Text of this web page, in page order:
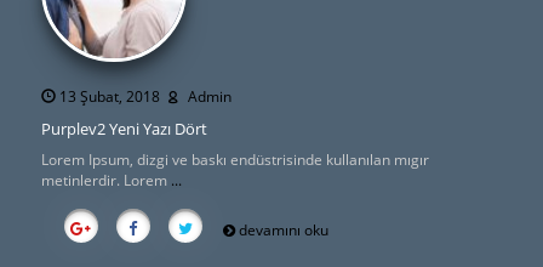
13 Şubat, 2018 Admin
Purplev2 Yeni Yazı Dört
Lorem Ipsum, dizgi ve baskı endüstrisinde kullanılan mıgır
metinlerdir. Lorem ...
devamını oku